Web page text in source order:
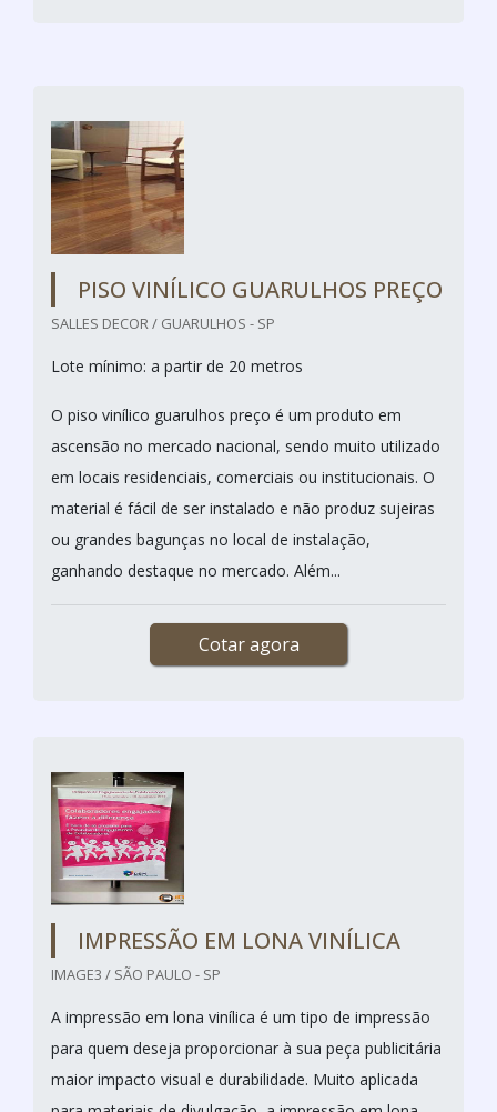
PISO VINÍLICO GUARULHOS PREÇO
SALLES DECOR / GUARULHOS - SP
Lote mínimo: a partir de 20 metros
O piso vinílico guarulhos preço é um produto em
ascensão no mercado nacional, sendo muito utilizado
em locais residenciais, comerciais ou institucionais. O
material é fácil de ser instalado e não produz sujeiras
ou grandes bagunças no local de instalação,
ganhando destaque no mercado. Além...
Cotar agora
IMPRESSÃO EM LONA VINÍLICA
IMAGE3 / SÃO PAULO - SP
A impressão em lona vinílica é um tipo de impressão
para quem deseja proporcionar à sua peça publicitária
maior impacto visual e durabilidade. Muito aplicada